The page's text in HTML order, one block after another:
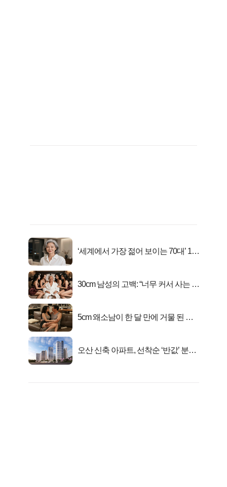
‘세계에서 가장 젊어 보이는 70대’ 1위
30cm 남성의 고백: “너무 커서 사는 게
5cm 왜소남이 한 달 만에 거물 된 사
오산 신축 아파트, 선착순 ‘반값’ 분양